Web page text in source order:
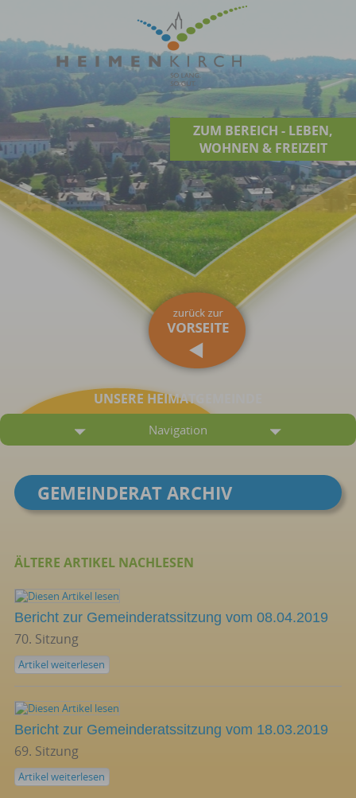
ZUM BEREICH - LEBEN,
WOHNEN & FREIZEIT
UNSERE HEIMATGEMEINDE
Navigation
GEMEINDERAT ARCHIV
ÄLTERE ARTIKEL NACHLESEN
Bericht zur Gemeinderatssitzung vom 08.04.2019
70. Sitzung
Artikel weiterlesen
Bericht zur Gemeinderatssitzung vom 18.03.2019
69. Sitzung
Artikel weiterlesen